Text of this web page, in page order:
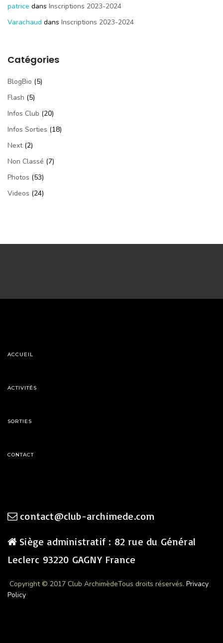
patrice dans Inscriptions 2023-2024
Varachaud dans Inscriptions 2023-2024
Catégories
BlogBio (5)
Flash (5)
Infos Club (20)
Infos Sorties (18)
Next(2)
Non Classé (7)
Photos (53)
Videos (24)
ACCUEIL
ACTIVITÉS
SORTIES
CONTACT
contact@club-archimede.com
Siège administratif : 82 rue du Général
Leclerc 93220 GAGNY France
Copyright © 2017 Club ArchimèdeTous droits réservés. Privacy
Policy